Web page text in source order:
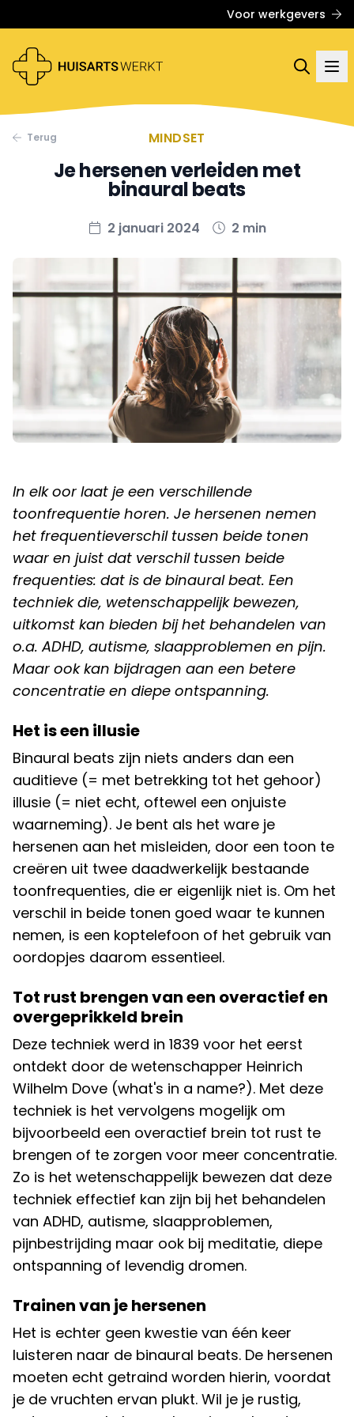
Voor werkgevers
Terug MINDSET
Je hersenen verleiden met
binaural beats
2 januari 2024 2 min
In elk oor laat je een verschillende
toonfrequentie horen. Je hersenen nemen
het frequentieverschil tussen beide tonen
waar en juist dat verschil tussen beide
frequenties: dat is de binaural beat. Een
techniek die, wetenschappelijk bewezen,
uitkomst kan bieden bij het behandelen van
o.a. ADHD, autisme, slaapproblemen en pijn.
Maar ook kan bijdragen aan een betere
concentratie en diepe ontspanning.
Het is een illusie
Binaural beats zijn niets anders dan een
auditieve (= met betrekking tot het gehoor)
illusie (= niet echt, oftewel een onjuiste
waarneming). Je bent als het ware je
hersenen aan het misleiden, door een toon te
creëren uit twee daadwerkelijk bestaande
toonfrequenties, die er eigenlijk niet is. Om het
verschil in beide tonen goed waar te kunnen
nemen, is een koptelefoon of het gebruik van
oordopjes daarom essentieel.
Tot rust brengen van een overactief en
overgeprikkeld brein
Deze techniek werd in 1839 voor het eerst
ontdekt door de wetenschapper Heinrich
Wilhelm Dove (what's in a name?). Met deze
techniek is het vervolgens mogelijk om
bijvoorbeeld een overactief brein tot rust te
brengen of te zorgen voor meer concentratie.
Zo is het wetenschappelijk bewezen dat deze
techniek effectief kan zijn bij het behandelen
van ADHD, autisme, slaapproblemen,
pijnbestrijding maar ook bij meditatie, diepe
ontspanning of levendig dromen.
Trainen van je hersenen
Het is echter geen kwestie van één keer
luisteren naar de binaural beats. De hersenen
moeten echt getraind worden hierin, voordat
je de vruchten ervan plukt. Wil je je rustig,